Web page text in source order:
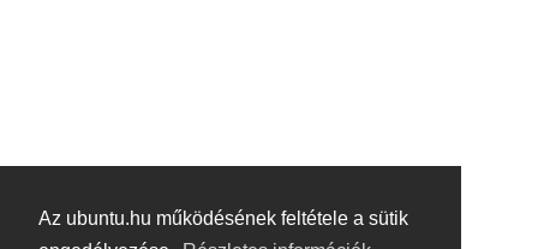
Az ubuntu.hu működésének feltétele a sütik